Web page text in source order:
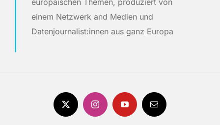
europäischen Themen, produziert von
einem Netzwerk and Medien und
Datenjournalist:innen aus ganz Europa